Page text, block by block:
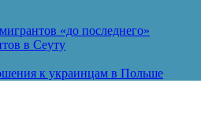
«до последнего»
в Сеуту
к украинцам в Польше